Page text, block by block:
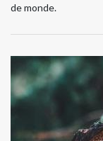
de monde.